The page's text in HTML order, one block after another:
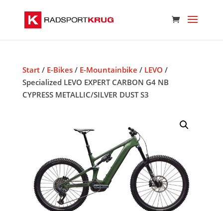
Start/ E-Bikes/ E-Mountainbike / LEVO /
Specialized LEVO EXPERT CARBON G4 NB
CYPRESS METALLIC/SILVER DUST S3